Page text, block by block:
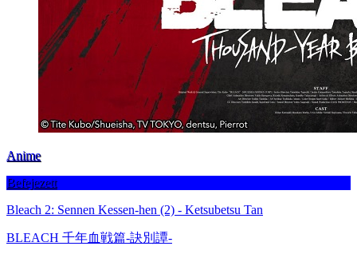
Anime
Befejezett
Bleach 2: Sennen Kessen-hen (2) - Ketsubetsu Tan
BLEACH 千年血戦篇-訣別譚-